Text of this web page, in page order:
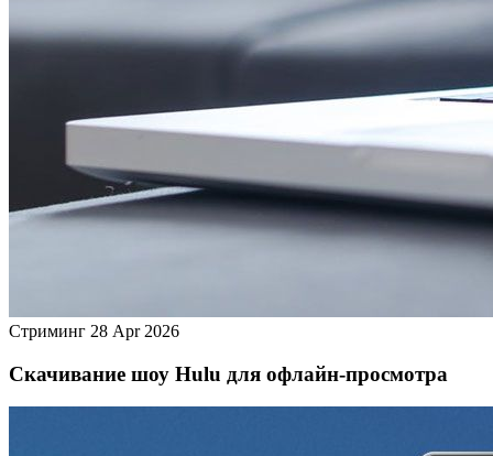
Стриминг 28 Apr 2026
Скачивание шоу Hulu для офлайн‑просмотра